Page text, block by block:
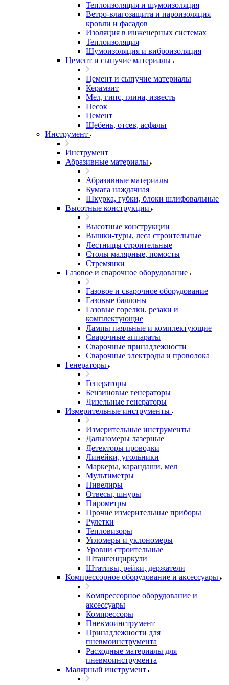
Теплоизоляция и шумоизоляция
Ветро-влагозащита и пароизоляция
кровли и фасадов
Изоляция в инженерных системах
Теплоизоляция
Шумоизоляция и виброизоляция
Цемент и сыпучие материалы
Цемент и сыпучие материалы
Керамзит
Мел, гипс, глина, известь
Песок
Цемент
Щебень, отсев, асфальт
Инструмент
Инструмент
Абразивные материалы
Абразивные материалы
Бумага наждачная
Шкурка, губки, блоки шлифовальные
Высотные конструкции
Высотные конструкции
Вышки-туры, леса строительные
Лестницы строительные
Столы малярные, помосты
Стремянки
Газовое и сварочное оборудование
Газовое и сварочное оборудование
Газовые баллоны
Газовые горелки, резаки и
комплектующие
Лампы паяльные и комплектующие
Сварочные аппараты
Сварочные принадлежности
Сварочные электроды и проволока
Генераторы
Генераторы
Бензиновые генераторы
Дизельные генераторы
Измерительные инструменты
Измерительные инструменты
Дальномеры лазерные
Детекторы проводки
Линейки, угольники
Маркеры, карандаши, мел
Мультиметры
Нивелиры
Отвесы, шнуры
Пирометры
Прочие измерительные приборы
Рулетки
Тепловизоры
Угломеры и уклономеры
Уровни строительные
Штангенциркули
Штативы, рейки, держатели
Компрессорное оборудование и аксессуары
Компрессорное оборудование и
аксессуары
Компрессоры
Пневмоинструмент
Принадлежности для
пневмоинструмента
Расходные материалы для
пневмоинструмента
Малярный инструмент